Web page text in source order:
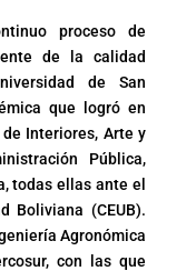
proceso de
de la calidad
de San
que logró en
Interiores, Arte y
Pública,
todas ellas ante el
Boliviana (CEUB).
Agronómica
con las que